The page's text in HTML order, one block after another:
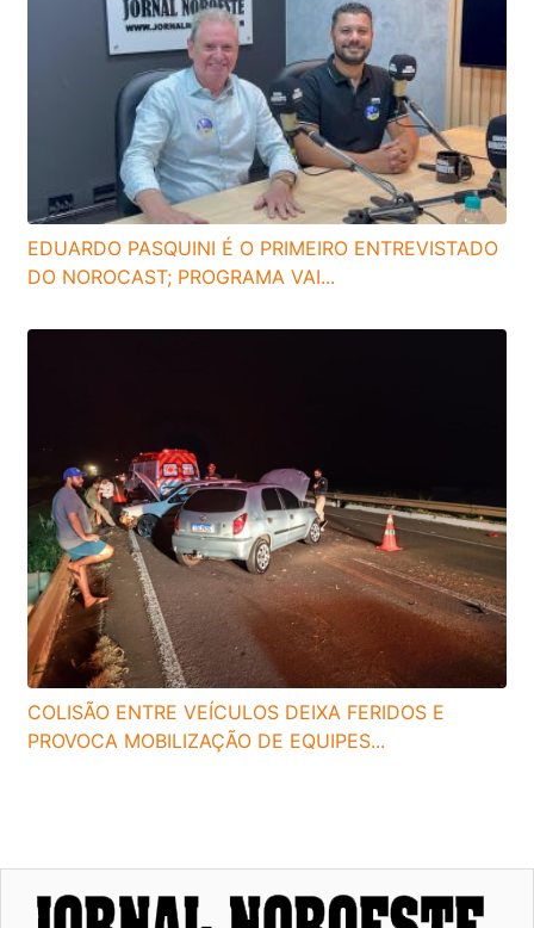
EDUARDO PASQUINI É O PRIMEIRO ENTREVISTADO
DO NOROCAST; PROGRAMA VAI...
COLISÃO ENTRE VEÍCULOS DEIXA FERIDOS E
PROVOCA MOBILIZAÇÃO DE EQUIPES...